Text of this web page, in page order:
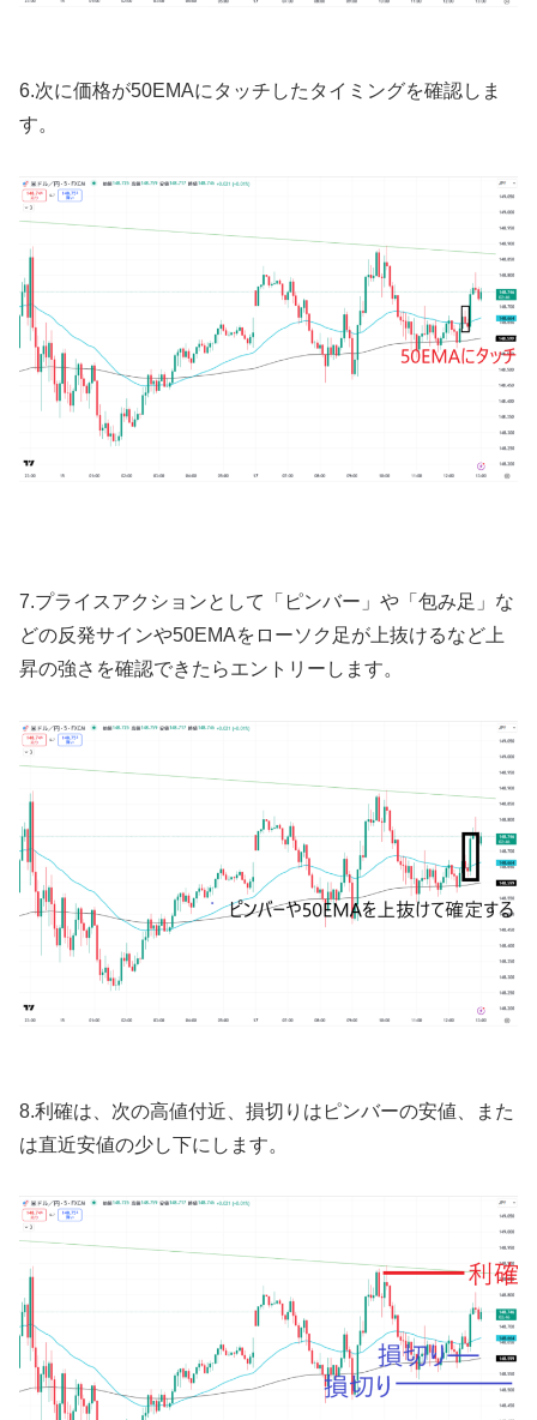
6.次に価格が50EMAにタッチしたタイミングを確認しま
す。
7.プライスアクションとして「ピンバー」や「包み足」な
どの反発サインや50EMAをローソク足が上抜けるなど上
昇の強さを確認できたらエントリーします。
8.利確は、次の高値付近、損切りはピンバーの安値、また
は直近安値の少し下にします。